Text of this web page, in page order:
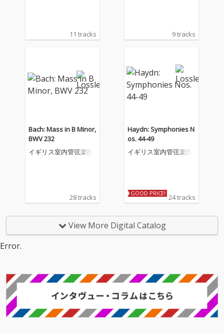
11 tracks 9 tracks
Bach: Mass in B Minor,
BWV 232
イギリス室内管弦楽団
28 tracks
Haydn: Symphonies N
os. 44-49
イギリス室内管弦楽団
GOOD PRICE! 24 tracks
View More Digital Catalog
Error.